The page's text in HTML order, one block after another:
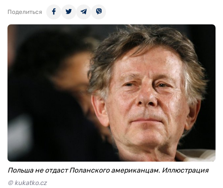
Поделиться
Польша не отдаст Поланского американцам. Иллюстрация
© kukatko.cz